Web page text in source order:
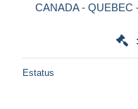
CANADA - QUEBEC
Estatus